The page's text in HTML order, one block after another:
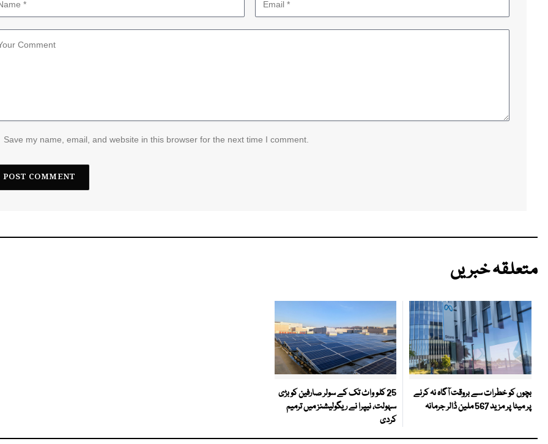
Save my name, email, and website in this browser for the next time I comment.
متعلقہ خبریں
بچوں کو خطرات سے بروقت آگاہ نہ کرنے
پر میٹا پر مزید 567 ملین ڈالر جرمانہ
25 کلو واٹ تک کے سولر صارفین کو بڑی
سہولت، نیپرا نے ریگولیشنز میں ترمیم
کردی